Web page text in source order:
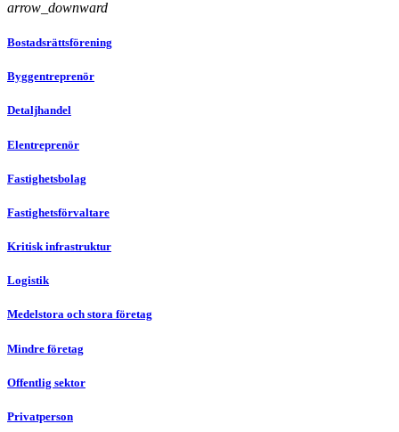
arrow_downward
Bostadsrättsförening
Byggentreprenör
Detaljhandel
Elentreprenör
Fastighetsbolag
Fastighetsförvaltare
Kritisk infrastruktur
Logistik
Medelstora och stora företag
Mindre företag
Offentlig sektor
Privatperson